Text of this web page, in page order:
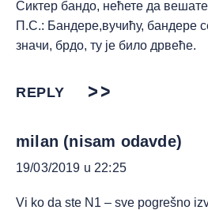
Сиктер бандо, нећете да
П.С.: Бандере,вучићу, бандере
значи, брдо, ту је било дрвеће.
REPLY
milan (nisam odavde)
19/03/2019 u 22:25
Vi ko da ste N1 – sve pogrešno